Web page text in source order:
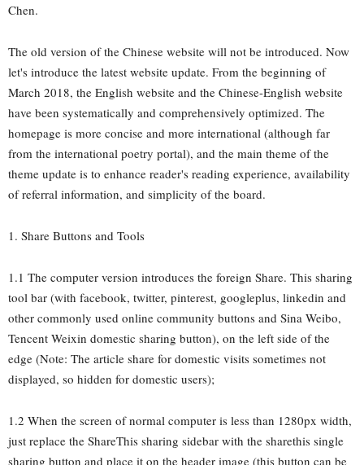
Chen.
The old version of the Chinese website will not be introduced. Now
let's introduce the latest website update. From the beginning of
March 2018, the English website and the Chinese-English website
have been systematically and comprehensively optimized. The
homepage is more concise and more international (although far
from the international poetry portal), and the main theme of the
theme update is to enhance reader's reading experience, availability
of referral information, and simplicity of the board.
1. Share Buttons and Tools
1.1 The computer version introduces the foreign Share. This sharing
tool bar (with facebook, twitter, pinterest, googleplus, linkedin and
other commonly used online community buttons and Sina Weibo,
Tencent Weixin domestic sharing button), on the left side of the
edge (Note: The article share for domestic visits sometimes not
displayed, so hidden for domestic users);
1.2 When the screen of normal computer is less than 1280px width,
just replace the ShareThis sharing sidebar with the sharethis single
sharing button and place it on the header image (this button can be